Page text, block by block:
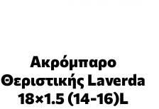
Ακρόμπαρο
Θεριστικής Laverda
18×1.5 (14-16)L